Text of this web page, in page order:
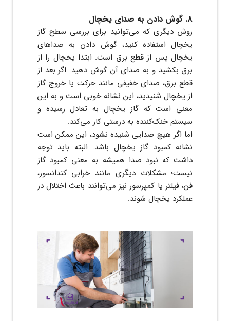
8. گوش دادن به صدای یخچال
روش دیگری که می‌توانید برای بررسی سطح گاز
یخچال استفاده کنید، گوش دادن به صداهای
یخچال پس از قطع برق است. ابتدا یخچال را از
برق بکشید و به صدای آن گوش دهید. اگر بعد از
قطع برق، صدای خفیفی مانند حرکت یا خروج گاز
از یخچال شنیدید، این نشانه خوبی است و به این
معنی است که گاز یخچال به تعادل رسیده و
سیستم خنک‌کننده به درستی کار می‌کند.
اما اگر هیچ صدایی شنیده نشود، این ممکن است
نشانه کمبود گاز یخچال باشد. البته باید توجه
داشت که نبود صدا همیشه به معنی کمبود گاز
نیست؛ مشکلات دیگری مانند خرابی کندانسور،
فن، فیلتر یا کمپرسور نیز می‌توانند باعث اختلال در
عملکرد یخچال شوند.
پاسخ نظر
ارسال نظر به صورت ناشناس